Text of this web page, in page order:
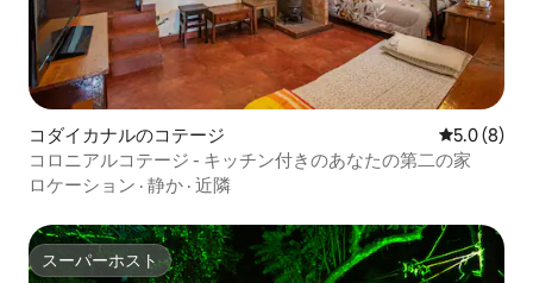
コダイカナルのコテージ レビュー8
5.0 (8)
コロニアルコテージ - キッチン付きのあなたの第二の家
ロケーション · 静か · 近隣
スーパーホスト
スーパーホスト